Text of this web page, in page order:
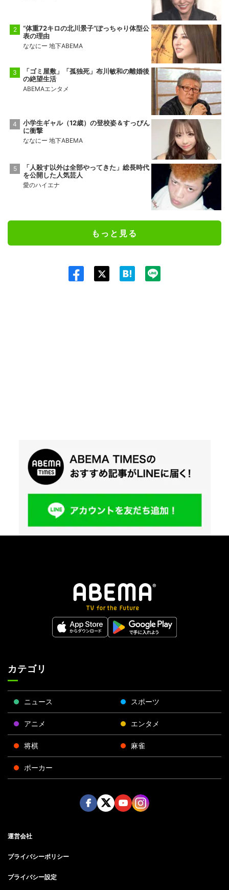
“体重72キロの北川景子”ぽっちゃり体型公
表の理由
ななにー 地下ABEMA
「ゴミ屋敷」「孤独死」布川敏和の離婚後
の絶望生活
ABEMAエンタメ
小学生ギャル（12歳）の登校姿＆すっぴん
に衝撃
ななにー 地下ABEMA
「人殺す以外は全部やってきた」総長時代
を公開した人気芸人
愛のハイエナ
もっと見る
カテゴリ
ニュース スポーツ
アニメ エンタメ
将棋 麻雀
ポーカー
運営会社
プライバシーポリシー
プライバシー設定